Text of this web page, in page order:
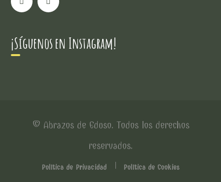
¡Síguenos en Instagram!
© Abrazos de Eduso. Todos los derechos
reservados.
Política de Privacidad Política de Cookies